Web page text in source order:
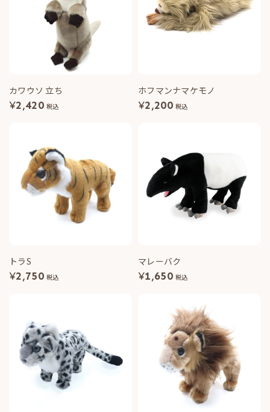
カワウソ 立ち
¥2,420 税込
ホフマンナマケモノ
¥2,200 税込
トラS
¥2,750 税込
マレーバク
¥1,650 税込